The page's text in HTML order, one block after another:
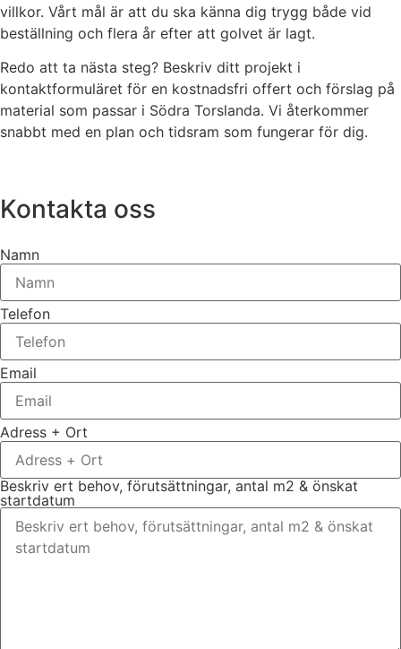
villkor. Vårt mål är att du ska känna dig trygg både vid
beställning och flera år efter att golvet är lagt.
Redo att ta nästa steg? Beskriv ditt projekt i
kontaktformuläret för en kostnadsfri offert och förslag på
material som passar i Södra Torslanda. Vi återkommer
snabbt med en plan och tidsram som fungerar för dig.
Kontakta oss
Namn
Telefon
Email
Adress + Ort
Beskriv ert behov, förutsättningar, antal m2 & önskat
startdatum